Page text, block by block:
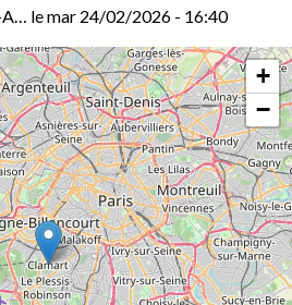
A… lemar 24/02/2026 - 16:40
+
−